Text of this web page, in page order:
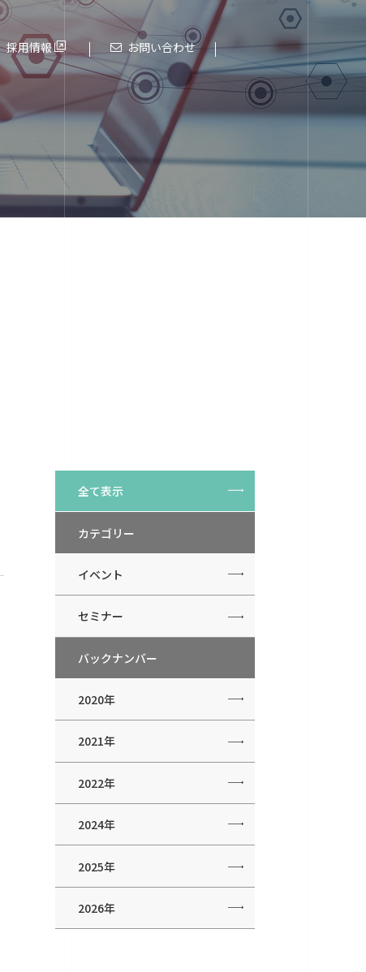
採用情報 お問い合わせ
全て表示
カテゴリー
イベント
セミナー
バックナンバー
2020年
2021年
2022年
2024年
2025年
2026年